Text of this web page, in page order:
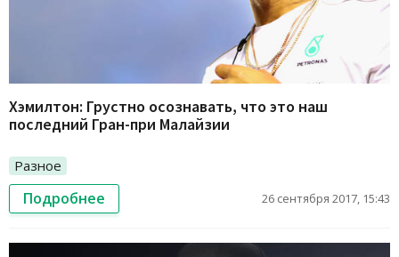
Хэмилтон: Грустно осознавать, что это наш
последний Гран-при Малайзии
Разное
Подробнее 26 сентября 2017, 15:43